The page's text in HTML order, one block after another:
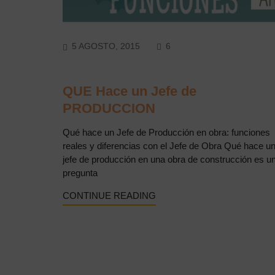
5 AGOSTO, 2015 6COMMENTS
QUE Hace un Jefe de
PRODUCCION
Qué hace un Jefe de Producción en obra: funciones
reales y diferencias con el Jefe de Obra Qué hace un
jefe de producción en una obra de construcción es
pregunta
CONTINUE READING